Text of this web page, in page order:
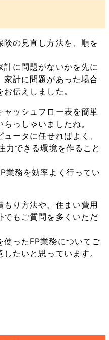
の見直し方法を、順を
に問題がないかを先に
計に問題があった場合
伝えしました。
ャッシュフロー表を簡単
っしゃいましたね。
ータに任せればよく、
力できる環境を作ること
業務を効率よく行ってい
もり方法や、住まい費用
もご質問を多くいただ
ったFP業務についてご
たいと思っています。